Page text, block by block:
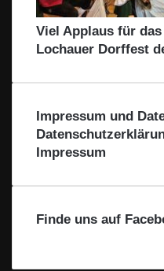
Viel Applaus für
Lochauer Dorffest
Impressum und
Impressum
Finde uns auf